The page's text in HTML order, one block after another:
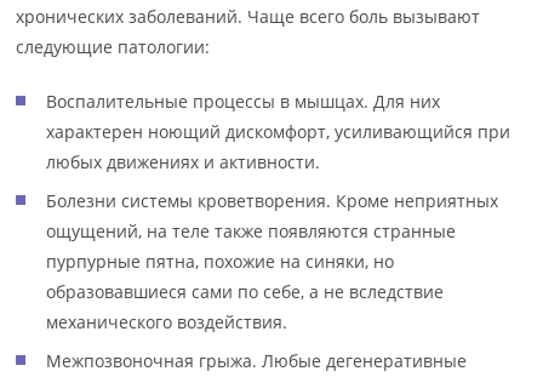
хронических заболеваний. Чаще всего боль вызывают
следующие патологии:
Воспалительные процессы в мышцах. Для них
характерен ноющий дискомфорт, усиливающийся при
любых движениях и активности.
Болезни системы кроветворения. Кроме неприятных
ощущений, на теле также появляются странные
пурпурные пятна, похожие на синяки, но
образовавшиеся сами по себе, а не вследствие
механического воздействия.
Межпозвоночная грыжа. Любые дегенеративные